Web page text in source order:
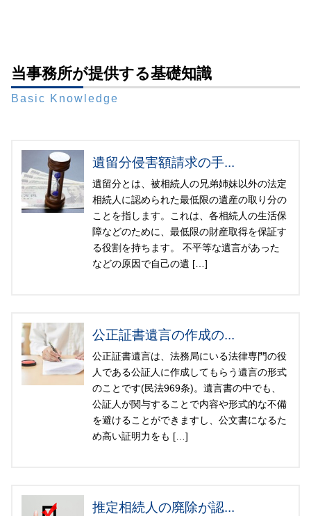
当事務所が提供する基礎知識
Basic Knowledge
遺留分侵害額請求の手...
遺留分とは、被相続人の兄弟姉妹以外の法定
相続人に認められた最低限の遺産の取り分の
ことを指します。これは、各相続人の生活保
障などのために、最低限の財産取得を保証す
る役割を持ちます。 不平等な遺言があった
などの原因で自己の遺 […]
公正証書遺言の作成の...
公正証書遺言は、法務局にいる法律専門の役
人である公証人に作成してもらう遺言の形式
のことです(民法969条)。遺言書の中でも、
公証人が関与することで内容や形式的な不備
を避けることができますし、公文書になるた
め高い証明力をも […]
推定相続人の廃除が認...